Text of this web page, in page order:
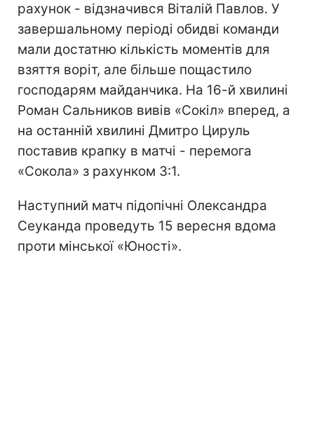
рахунок - відзначився Віталій Павлов. У
завершальному періоді обидві команди
мали достатню кількість моментів для
взяття воріт, але більше пощастило
господарям майданчика. На 16-й хвилині
Роман Сальников вивів «Сокіл» вперед, а
на останній хвилині Дмитро Цируль
поставив крапку в матчі - перемога
«Сокола» з рахунком 3:1.
Наступний матч підопічні Олександра
Сеуканда проведуть 15 вересня вдома
проти мінської «Юності».